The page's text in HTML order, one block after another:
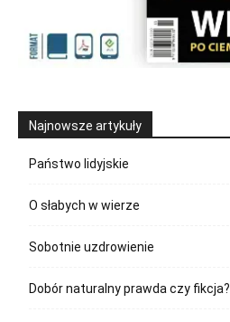
Najnowsze artykuły
Państwo lidyjskie
O słabych w wierze
Sobotnie uzdrowienie
Dobór naturalny prawda czy fikcja?